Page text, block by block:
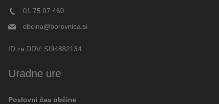
01 75 07 460
obcina@borovnica.si
ID za DDV: SI94882134
Uradne ure
Poslovni čas občine